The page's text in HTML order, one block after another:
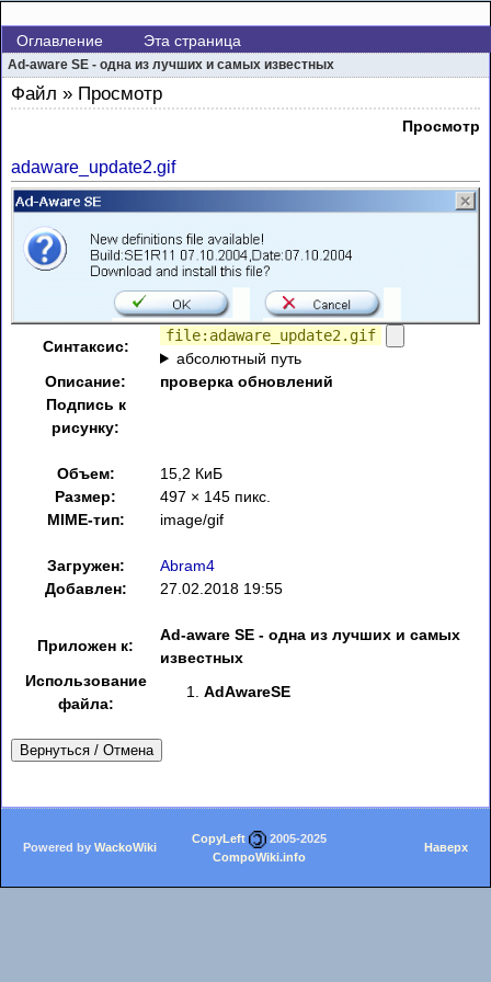
Оглавление Эта страница
Ad-aware SE - одна из лучших и самых известных
Файл » Просмотр
Просмотр
adaware_update2.gif
Синтаксис:
file:adaware_update2.gif
абсолютный путь
Описание:
проверка обновлений
Подпись к
рисунку:
Объем:
15,2 КиБ
Размер:
497 × 145 пикс.
MIME-тип:
image/gif
Загружен:
Abram4
Добавлен:
27.02.2018 19:55
Приложен к:
Ad-aware SE - одна из лучших и самых
известных
Использование
файла:
AdAwareSE
Вернуться / Отмена
Powered by WackoWiki
CopyLeft
2005-2025
CompoWiki.info
Наверх